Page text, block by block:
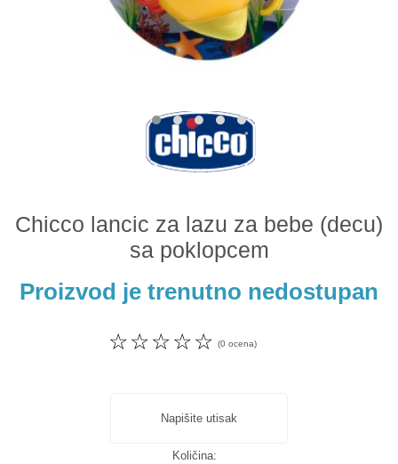
Igračke za bebe i decu
Chicco lancic za lazu za bebe (decu)
sa poklopcem
Proizvod je trenutno nedostupan
☆
☆
☆
☆
☆ (0 ocena)
Napišite utisak
Količina: